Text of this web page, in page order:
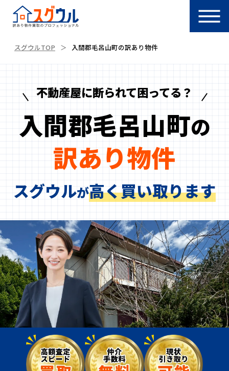
スグウルTOP 入間郡毛呂山町の訳あり物件
不動産屋に断られて困ってる？
入間郡毛呂山町の
訳あり物件
スグウルが高く買い取ります